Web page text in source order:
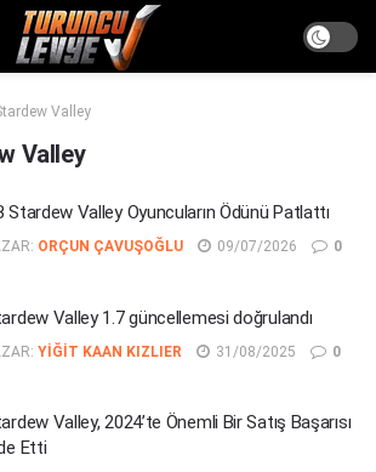
Valley
Valley
Stardew Valley Oyuncuların Ödünü Patlattı
ORÇUN ÇAVUŞOĞLU 09/07/2026 0
Valley 1.7 güncellemesi doğrulandı
YIĞIT KAAN KIZLIER 31/08/2025 0
Valley, 2024’te Önemli Bir Satış Başarısı
Etti